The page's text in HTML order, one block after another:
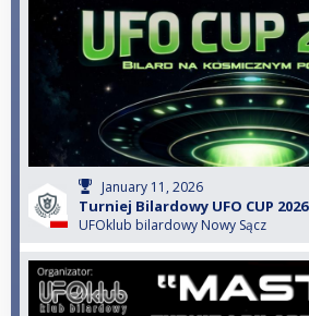
January 11, 2026
Turniej Bilardowy UFO CUP 2026
UFOklub bilardowy Nowy Sącz